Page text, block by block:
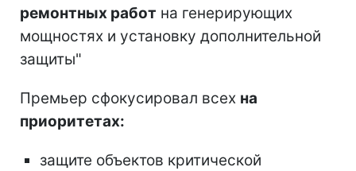
ремонтных работ на генерирующих
мощностях и установку дополнительной
защиты"
Премьер сфокусировал всех на
приоритетах:
защите объектов критической